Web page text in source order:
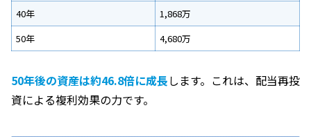
40年
1,868万
50年
4,680万
50年後の資産は約46.8倍に成長します。これは、配当再投
資による複利効果の力です。